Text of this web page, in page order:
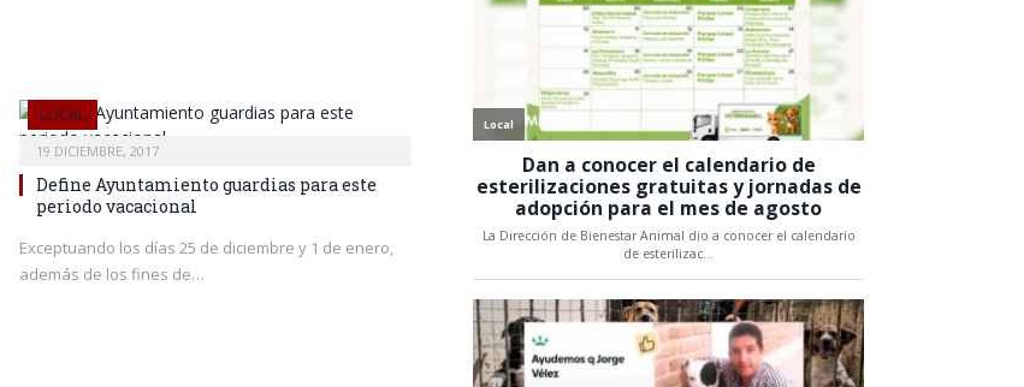
LOCAL
19 DICIEMBRE, 2017
Define Ayuntamiento guardias para este
periodo vacacional
Exceptuando los días 25 de diciembre y 1 de enero,
además de los fines de…